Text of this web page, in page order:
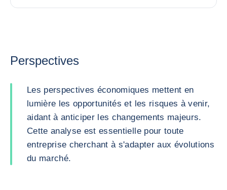
Perspectives
Les perspectives économiques mettent en
lumière les opportunités et les risques à venir,
aidant à anticiper les changements majeurs.
Cette analyse est essentielle pour toute
entreprise cherchant à s'adapter aux évolutions
du marché.